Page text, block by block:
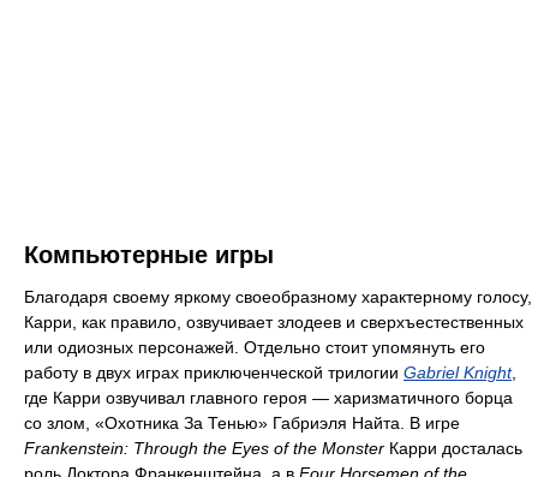
Компьютерные игры
Благодаря своему яркому своеобразному характерному голосу,
Карри, как правило, озвучивает злодеев и сверхъестественных
или одиозных персонажей. Отдельно стоит упомянуть его
работу в двух играх приключенческой трилогии Gabriel Knight,
где Карри озвучивал главного героя — харизматичного борца
со злом, «Охотника За Тенью» Габриэля Найта. В игре
Frankenstein: Through the Eyes of the Monster Карри досталась